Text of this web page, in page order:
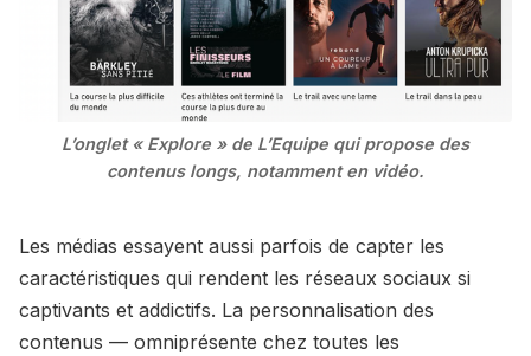
L’onglet « Explore » de L’Equipe qui propose des
contenus longs, notamment en vidéo.
Les médias essayent aussi parfois de capter les
caractéristiques qui rendent les réseaux sociaux si
captivants et addictifs. La personnalisation des
contenus — omniprésente chez toutes les